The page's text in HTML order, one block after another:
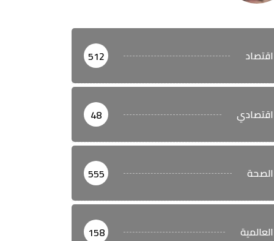
اقتصاد 512
اقتصادي 48
الصحة 555
العالمية 158